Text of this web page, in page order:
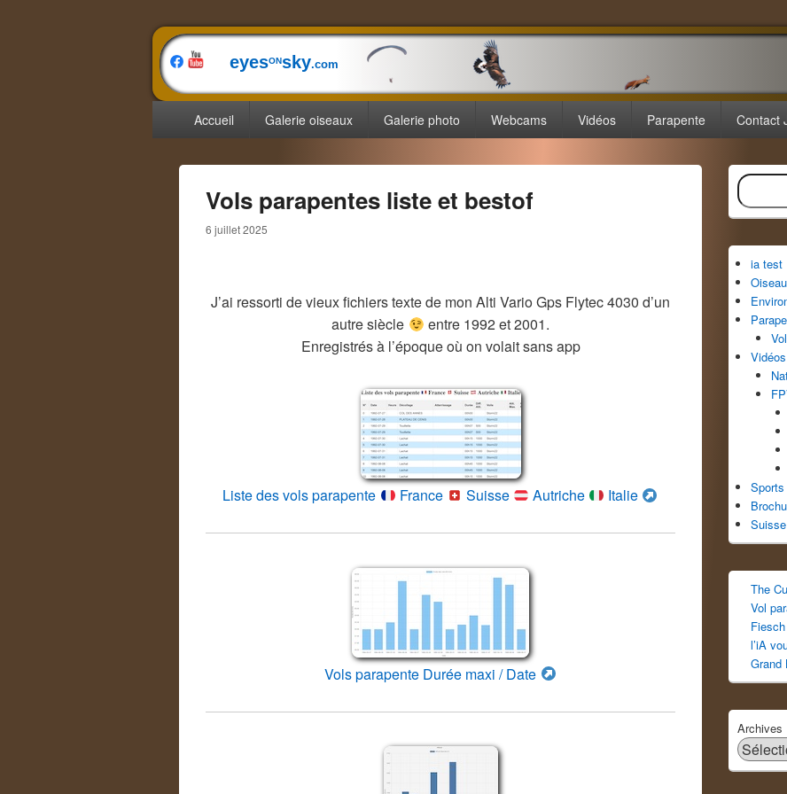
eyesONsky.com
principalAccueil Galerie oiseaux Galerie photo Webcams Vidéos Parapente Contact
Vols parapentes liste et bestof
6 juillet 2025
J’ai ressorti de vieux fichiers texte de mon Alti Vario Gps Flytec 4030 d’un
autre siècle
entre 1992 et 2001.
Enregistrés à l’époque où on volait sans app
Liste des vols parapente France Suisse Autriche Italie
Vols parapente Durée maxi / Date
Zone
principale
de
widget
la
barre
latérale
ia test
Vidéos
Sports
Suisse
The
Vol
l’iA
Grand
Archives